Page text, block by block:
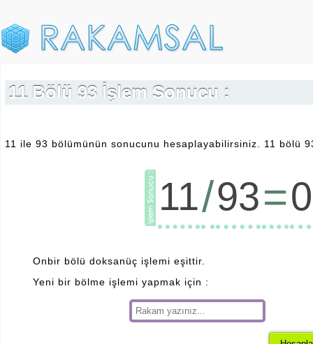
11 Bölü 93 İşlem Sonucu :
11 ile 93 bölümünün sonucunu hesaplayabilirsiniz. 11 bölü
11/93=
Onbir bölü doksanüç işlemi eşittir.
Yeni bir bölme işlemi yapmak için :